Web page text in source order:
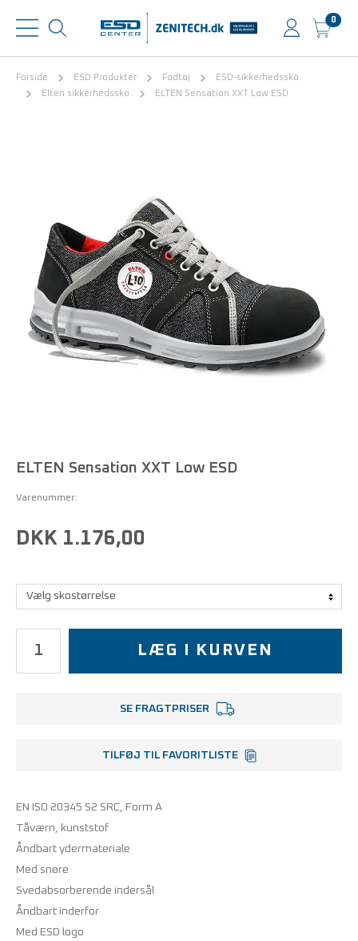
0
Forside ESD Produkter Fodtøj
ESD-sikkerhedssko
Elten sikkerhedssko
ELTEN Sensation XXT Low ESD
ELTEN Sensation XXT Low ESD
Varenummer:
DKK 1.176,00
LÆG I KURVEN
SE FRAGTPRISER
TILFØJ TIL FAVORITLISTE
EN ISO 20345 S2 SRC, Form A
Tåværn, kunststof
Åndbart ydermateriale
Med snøre
Svedabsorberende indersål
Åndbart inderfor
Med ESD logo